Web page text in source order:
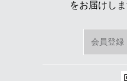
をお届けしま
会員登録